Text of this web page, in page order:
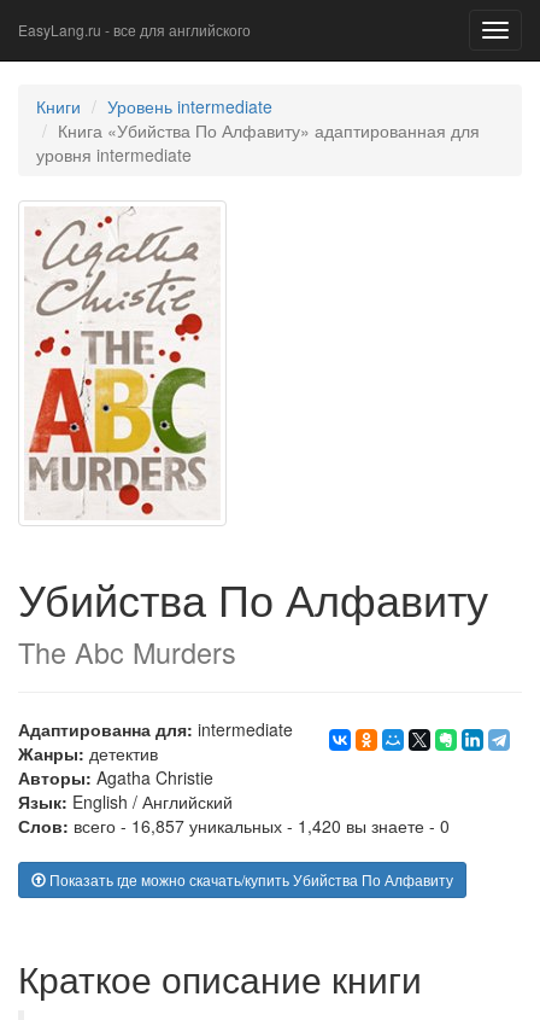
EasyLang.ru - все для английского
Книги
Уровень intermediate
Книга «Убийства По Алфавиту» адаптированная для
уровня intermediate
Убийства По Алфавиту
The Abc Murders
Адаптированна для: intermediate
Жанры: детектив
Авторы: Agatha Christie
Язык: English / Английский
Слов: всего - 16,857 уникальных - 1,420 вы знаете - 0
Показать где можно скачать/купить Убийства По Алфавиту
Краткое описание книги